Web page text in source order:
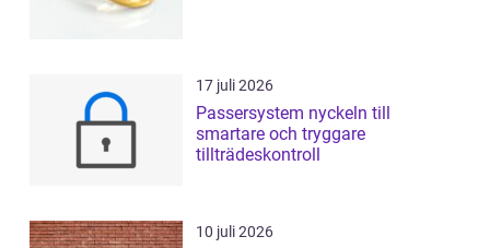
17 juli 2026
Passersystem nyckeln till
smartare och tryggare
tillträdeskontroll
10 juli 2026